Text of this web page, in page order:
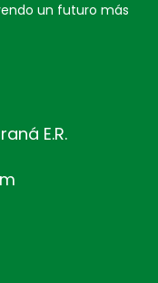
un futuro más
E.R.